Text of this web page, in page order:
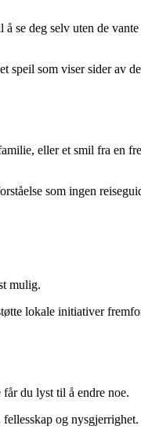
se deg selv uten de
speil som viser sider av
eller et smil fra en
som ingen
mulig.
lokale initiativer
du lyst til å endre noe.
og nysgjerrighet.